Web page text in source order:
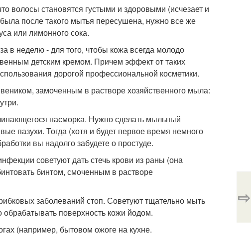
волосы становятся густыми и здоровыми (исчезает и
после такого мытья пересушена, нужно все же
или лимонного сока.
в неделю - для того, чтобы кожа всегда молодо
детским кремом. Причем эффект от таких
дорогой профессиональной косметики.
замоченным в растворе хозяйственного мыла:
насморка. Нужно сделать мыльный
пазухи. Тогда (хотя и будет первое время немного
вы надолго забудете о простуде.
советуют дать стечь крови из раны (она
бинтом, смоченным в растворе
заболеваний стоп. Советуют тщательно мыть
поверхность кожи йодом.
(например, бытовом ожоге на кухне.
⇨